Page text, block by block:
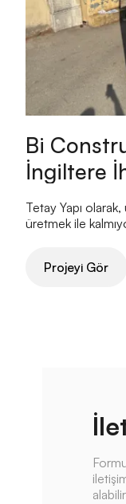
Bi
İngiltere
Tetay Yapı olarak,
üretmek ile
Projeyi Gör